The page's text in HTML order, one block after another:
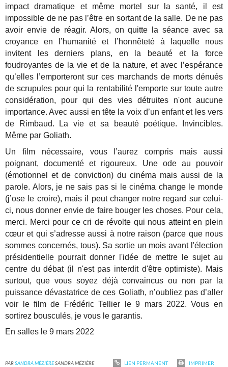
impact dramatique et même mortel sur la santé, il est
impossible de ne pas l’être en sortant de la salle. De ne pas
avoir envie de réagir. Alors, on quitte la séance avec sa
croyance en l’humanité et l’honnêteté à laquelle nous
invitent les derniers plans, en la beauté et la force
foudroyantes de la vie et de la nature, et avec l’espérance
qu’elles l’emporteront sur ces marchands de morts dénués
de scrupules pour qui la rentabilité l'emporte sur toute autre
considération, pour qui des vies détruites n'ont aucune
importance. Avec aussi en tête la voix d’un enfant et les vers
de Rimbaud. La vie et sa beauté poétique. Invincibles.
Même par Goliath.
Un film nécessaire, vous l’aurez compris mais aussi
poignant, documenté et rigoureux. Une ode au pouvoir
(émotionnel et de conviction) du cinéma mais aussi de la
parole. Alors, je ne sais pas si le cinéma change le monde
(j’ose le croire), mais il peut changer notre regard sur celui-
ci, nous donner envie de faire bouger les choses. Pour cela,
merci. Merci pour ce cri de révolte qui nous atteint en plein
cœur et qui s’adresse aussi à notre raison (parce que nous
sommes concernés, tous). Sa sortie un mois avant l'élection
présidentielle pourrait donner l'idée de mettre le sujet au
centre du débat (il n'est pas interdit d'être optimiste). Mais
surtout, que vous soyez déjà convaincus ou non par la
puissance dévastatrice de ces Goliath, n’oubliez pas d’aller
voir le film de Frédéric Tellier le 9 mars 2022. Vous en
sortirez bousculés, je vous le garantis.
En salles le 9 mars 2022
PARSANDRA MÉZIÈRESANDRA MÉZIÈRE LIEN PERMANENT
IMPRIMER